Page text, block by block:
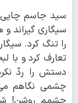
سید جاسم چایی
سیگاری گیراند
را تنگ کرد.
تعارف کرد و با
دستش را ردّ
چشمی نگاهم